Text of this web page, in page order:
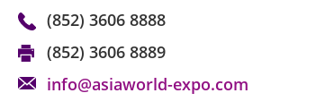
(852) 3606 8888
(852) 3606 8889
info@asiaworld-expo.com